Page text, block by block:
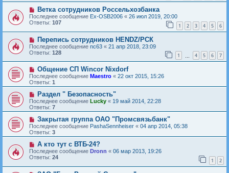
Ветка сотрудников Россельхозбанка
Последнее сообщение Ex-OSB2006 « 26 июл 2019, 20:00
Ответы: 107 1 2 3 4 5 6
Перепись сотрудников HENDZ/РСК
Последнее сообщение nc63 « 21 апр 2018, 23:09
Ответы: 128 1 4 5 6 7
Общение СП Wincor Nixdorf
Последнее сообщение Maestro « 22 окт 2015, 15:26
Ответы: 1
Раздел " Безопасность"
Последнее сообщение Lucky « 19 май 2014, 22:28
Ответы: 7
Закрытая группа ОАО "Промсвязьбанк"
Последнее сообщение PashaSennheiser « 04 апр 2014, 05:38
Ответы: 3
А кто тут с ВТБ-24?
Последнее сообщение Dronn « 06 мар 2013, 19:26
Ответы: 24 1 2